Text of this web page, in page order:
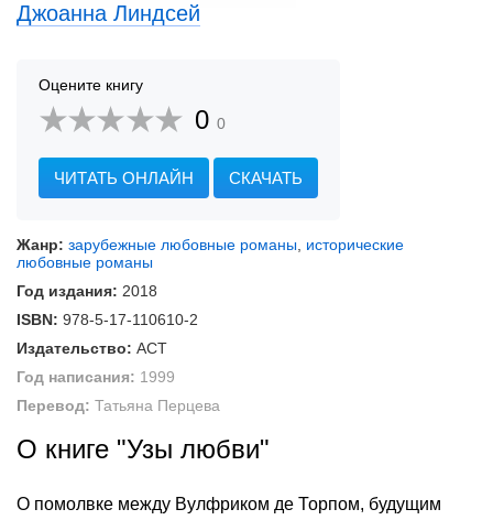
Джоанна Линдсей
Оцените книгу
0 0
ЧИТАТЬ ОНЛАЙН СКАЧАТЬ
Жанр: зарубежные любовные романы, исторические
любовные романы
Год издания: 2018
ISBN: 978-5-17-110610-2
Издательство: АСТ
Год написания: 1999
Перевод: Татьяна Перцева
О книге "Узы любви"
О помолвке между Вулфриком де Торпом, будущим